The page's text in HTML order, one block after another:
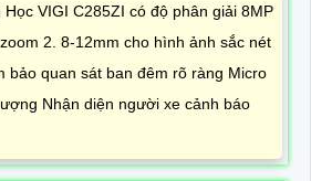
VIGI C285ZI có độ phân giải 8MP
2. 8-12mm cho hình ảnh sắc nét
bảo quan sát ban đêm rõ ràng Micro
Nhận diện người xe cảnh báo